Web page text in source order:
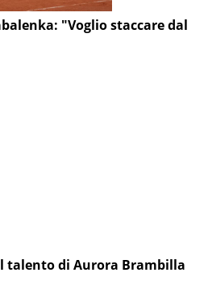
"Voglio staccare dal
talento di Aurora Brambilla